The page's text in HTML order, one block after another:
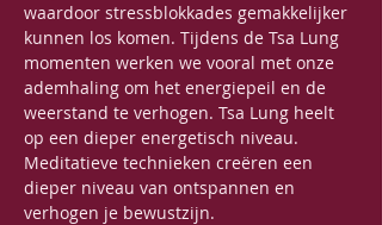
waardoor stressblokkades gemakkelijker
kunnen los komen. Tijdens de Tsa Lung
momenten werken we vooral met onze
ademhaling om het energiepeil en de
weerstand te verhogen. Tsa Lung heelt
op een dieper energetisch niveau.
Meditatieve technieken creëren een
dieper niveau van ontspannen en
verhogen je bewustzijn.